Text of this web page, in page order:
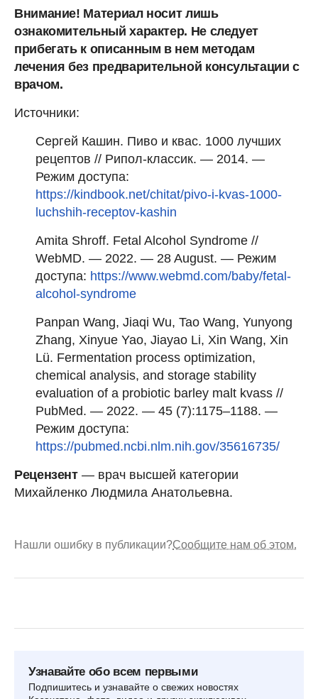
Внимание! Материал носит лишь
ознакомительный характер. Не следует
прибегать к описанным в нем методам
лечения без предварительной консультации с
врачом.
Источники:
Сергей Кашин. Пиво и квас. 1000 лучших
рецептов // Рипол-классик. — 2014. —
Режим доступа:
https://kindbook.net/chitat/pivo-i-kvas-1000-
luchshih-receptov-kashin
Amita Shroff. Fetal Alcohol Syndrome //
WebMD. — 2022. — 28 August. — Режим
доступа: https://www.webmd.com/baby/fetal-
alcohol-syndrome
Panpan Wang, Jiaqi Wu, Tao Wang, Yunyong
Zhang, Xinyue Yao, Jiayao Li, Xin Wang, Xin
Lü. Fermentation process optimization,
chemical analysis, and storage stability
evaluation of a probiotic barley malt kvass //
PubMed. — 2022. — 45 (7):1175–1188. —
Режим доступа:
https://pubmed.ncbi.nlm.nih.gov/35616735/
Рецензент— врач высшей категории
Михайленко Людмила Анатольевна.
Нашли ошибку в публикации?Сообщите нам об этом.
Узнавайте обо всем первыми
Подпишитесь и узнавайте о свежих новостях